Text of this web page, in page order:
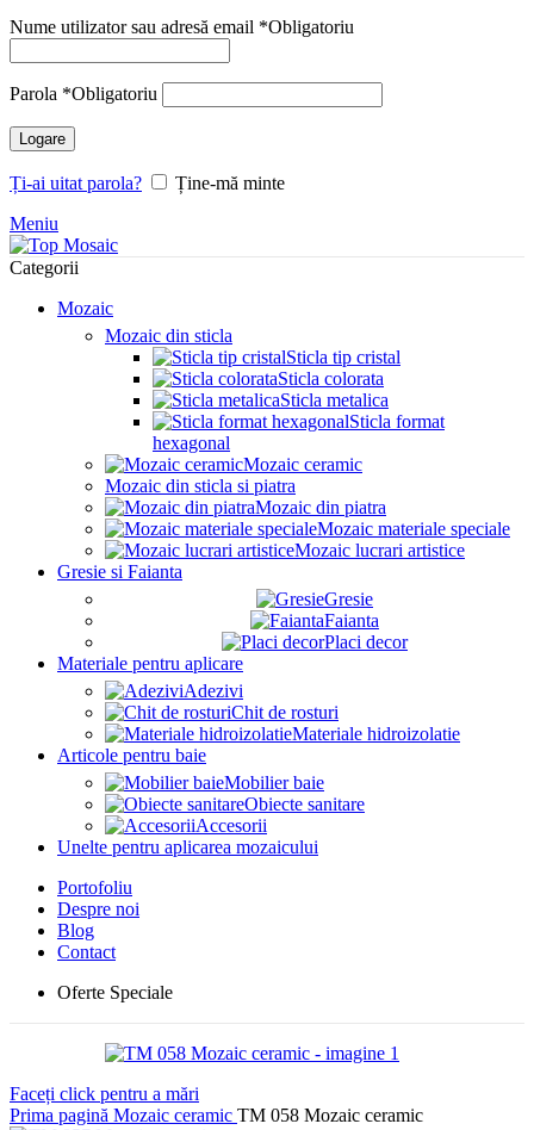
Nume utilizator sau adresă email *Obligatoriu
Parola *Obligatoriu
Logare
Ți-ai uitat parola?
Ține-mă minte
Meniu
Categorii
Mozaic
Mozaic din sticla
Sticla tip cristal
Sticla colorata
Sticla metalica
Sticla format
hexagonal
Mozaic ceramic
Mozaic din sticla si piatra
Mozaic din piatra
Mozaic materiale speciale
Mozaic lucrari artistice
Gresie si Faianta
Gresie
Faianta
Placi decor
Materiale pentru aplicare
Adezivi
Chit de rosturi
Materiale hidroizolatie
Articole pentru baie
Mobilier baie
Obiecte sanitare
Accesorii
Unelte pentru aplicarea mozaicului
Portofoliu
Despre noi
Blog
Contact
Oferte Speciale
Faceți click pentru a mări
Prima pagină Mozaic ceramic TM 058 Mozaic ceramic